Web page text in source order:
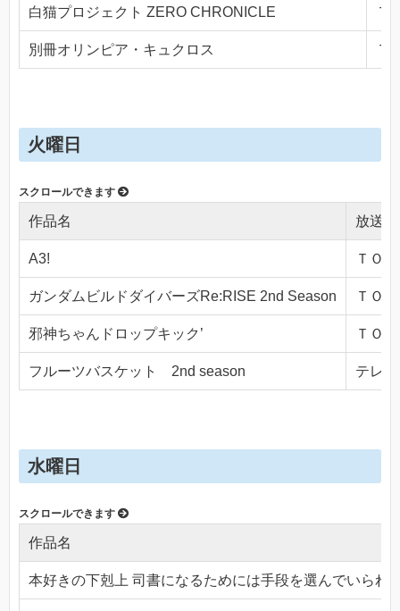
白猫プロジェクト ZERO CHRONICLE Ｔ
別冊オリンピア・キュクロス Ｔ
火曜日
作品名 放送局
A3! ＴＯ
ガンダムビルドダイバーズRe:RISE 2nd Season ＴＯ
邪神ちゃんドロップキック’ ＴＯ
フルーツバスケット 2nd season テレ
水曜日
作品名
本好きの下剋上 司書になるためには手段を選んでいられ